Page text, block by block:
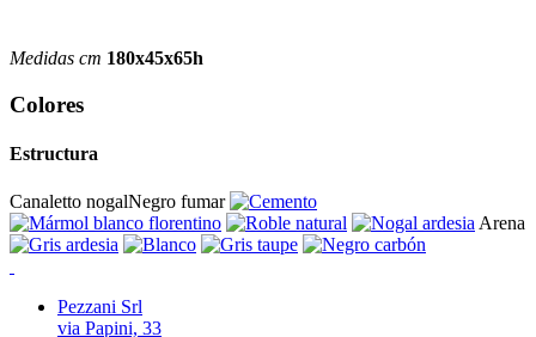
Medidas cm 180x45x65h
Colores
Estructura
Canaletto nogalNegro fumar
Arena
Pezzani Srl
via Papini, 33